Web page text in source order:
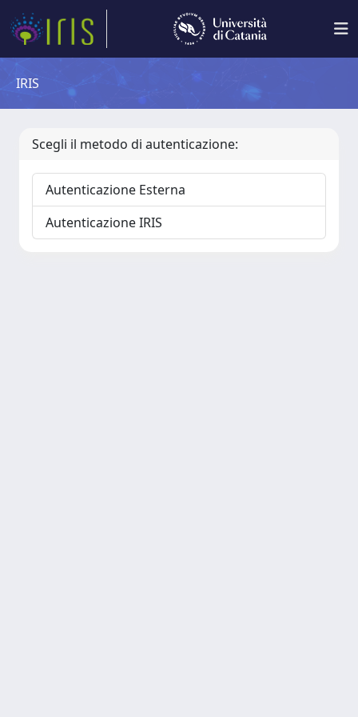
IRIS
Scegli il metodo di autenticazione:
Autenticazione Esterna
Autenticazione IRIS